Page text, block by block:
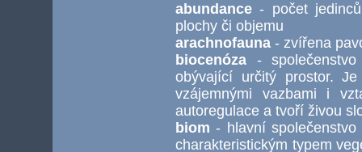
abundance - počet
plochy či objemu
arachnofauna - zvířena
biocenóza -
obývající určitý prostor.
vzájemnými vazbami i
autoregulace a tvoří živou
biom - hlavní
charakteristickým typem